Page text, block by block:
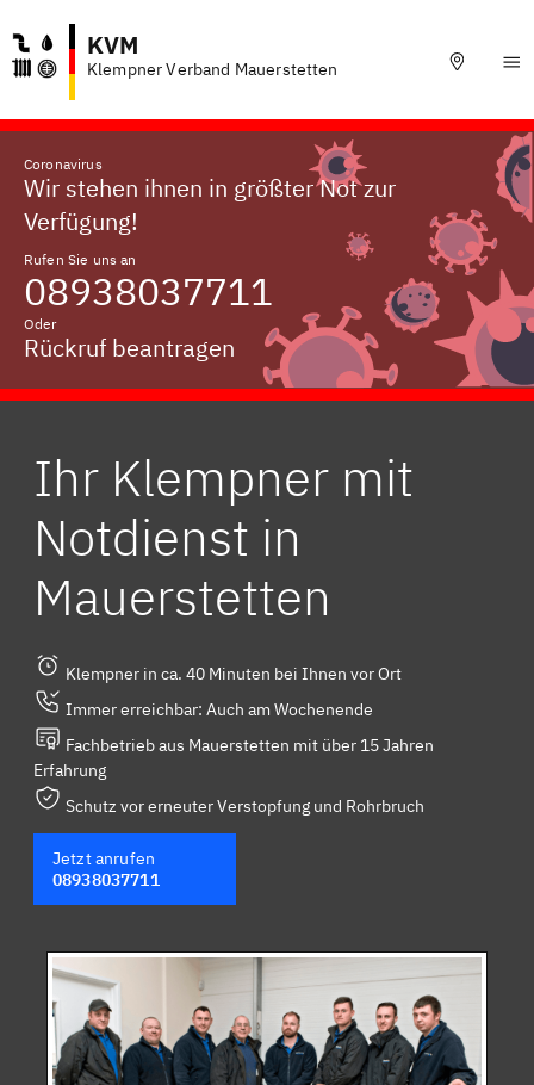
KVM
Klempner Verband Mauerstetten
Coronavirus
Wir stehen ihnen in größter Not zur
Verfügung!
Rufen Sie uns an
08938037711
Oder
Rückruf beantragen
Ihr Klempner mit
Notdienst in
Mauerstetten
Klempner in ca. 40 Minuten bei Ihnen vor Ort
Immer erreichbar: Auch am Wochenende
Fachbetrieb aus Mauerstetten mit über 15 Jahren
Erfahrung
Schutz vor erneuter Verstopfung und Rohrbruch
Jetzt anrufen
08938037711